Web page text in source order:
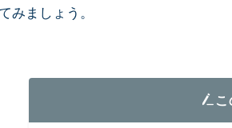
みましょう。